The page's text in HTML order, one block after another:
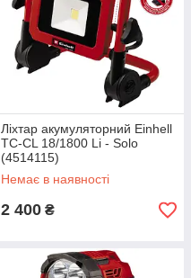
Ліхтар акумуляторний Einhell
TC-CL 18/1800 Li - Solo
(4514115)
Немає в наявності
2 400 ₴